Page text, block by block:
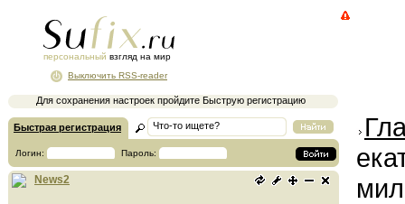
персональный взгляд на мир
Для сохранения настроек пройдите Быструю регистрацию
Выключить RSS-reader
Быстрая регистрация
Логин: Пароль:
News2